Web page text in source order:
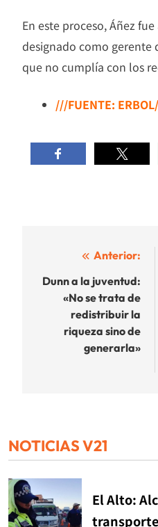
En este proceso, Áñez
designado como gerente
que no cumplía con los
///FUENTE:
Navegación
de
entradas
Anterior:
Dunn a la juventud:
«No se trata de
redistribuir la
riqueza sino de
generarla»
NOTICIAS V21
El Alto: